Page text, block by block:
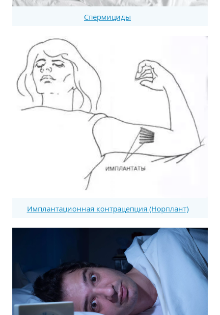
Спермициды
Имплантационная контрацепция (Норплант)